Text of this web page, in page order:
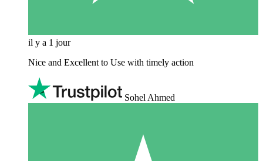
il y a 1 jour
Nice and Excellent to Use with timely action
Sohel Ahmed